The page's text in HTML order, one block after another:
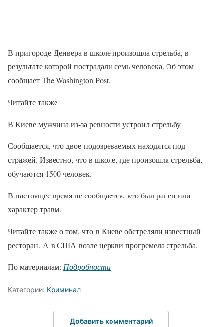
В пригороде Денвера в школе произошла стрельба, в
результате которой пострадали семь человека. Об этом
сообщает The Washington Post.
Читайте также
В Киеве мужчина из-за ревности устроил стрельбу
Сообщается, что двое подозреваемых находятся под
стражей. Известно, что в школе, где произошла стрельба,
обучаются 1500 человек.
В настоящее время не сообщается, кто был ранен или
характер травм.
Читайте также о том, что в Киеве обстреляли известный
ресторан. А в США возле церкви прогремела стрельба.
По материалам: Подробности
Категории: Криминал
Добавить комментарий